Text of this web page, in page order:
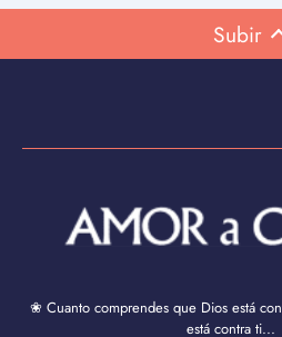
Subir
❀ Cuanto comprendes que Dios está
está contra ti...